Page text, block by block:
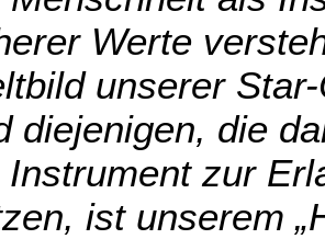
Werte
unserer
diejenigen, die
Instrument zur
ist unserem